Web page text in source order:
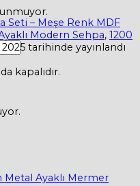
Seti – Meşe Renk MDF
Modern Sehpa, 1200
2025 tarihinde yayınlandı
kapalıdır.
Metal Ayaklı Mermer